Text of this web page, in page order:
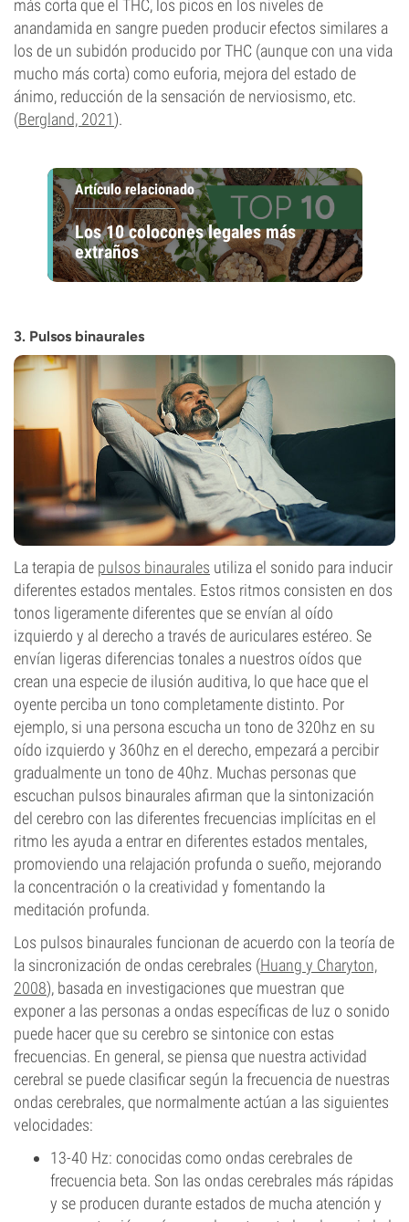
más corta que el THC, los picos en los niveles de
anandamida en sangre pueden producir efectos similares a
los de un subidón producido por THC (aunque con una vida
mucho más corta) como euforia, mejora del estado de
ánimo, reducción de la sensación de nerviosismo, etc.
(Bergland, 2021).
Artículo relacionado
Los 10 colocones legales más
extraños
3. Pulsos binaurales
La terapia de pulsos binaurales utiliza el sonido para inducir
diferentes estados mentales. Estos ritmos consisten en dos
tonos ligeramente diferentes que se envían al oído
izquierdo y al derecho a través de auriculares estéreo. Se
envían ligeras diferencias tonales a nuestros oídos que
crean una especie de ilusión auditiva, lo que hace que el
oyente perciba un tono completamente distinto. Por
ejemplo, si una persona escucha un tono de 320hz en su
oído izquierdo y 360hz en el derecho, empezará a percibir
gradualmente un tono de 40hz. Muchas personas que
escuchan pulsos binaurales afirman que la sintonización
del cerebro con las diferentes frecuencias implícitas en el
ritmo les ayuda a entrar en diferentes estados mentales,
promoviendo una relajación profunda o sueño, mejorando
la concentración o la creatividad y fomentando la
meditación profunda.
Los pulsos binaurales funcionan de acuerdo con la teoría de
la sincronización de ondas cerebrales (Huang y Charyton,
2008), basada en investigaciones que muestran que
exponer a las personas a ondas específicas de luz o sonido
puede hacer que su cerebro se sintonice con estas
frecuencias. En general, se piensa que nuestra actividad
cerebral se puede clasificar según la frecuencia de nuestras
ondas cerebrales, que normalmente actúan a las siguientes
velocidades:
13-40 Hz: conocidas como ondas cerebrales de
frecuencia beta. Son las ondas cerebrales más rápidas
y se producen durante estados de mucha atención y